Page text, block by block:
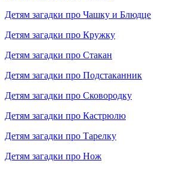
Детям загадки про Чашку и Блюдце
Детям загадки про Кружку
Детям загадки про Стакан
Детям загадки про Подстаканник
Детям загадки про Сковородку
Детям загадки про Кастрюлю
Детям загадки про Тарелку
Детям загадки про Нож